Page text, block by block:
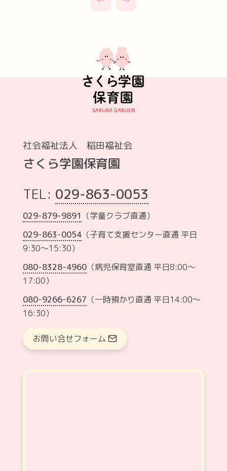
社会福祉法人 稲田福祉会
さくら学園保育園
TEL: 029-863-0053
029-879-9891 （学童クラブ直通）
029-863-0054 （子育て支援センター直通 平日
9:30～15:30）
080-8328-4960 （病児保育室直通 平日8:00〜
17:00）
080-9266-6267 （一時預かり直通 平日14:00〜
16:30）
お問い合せフォーム